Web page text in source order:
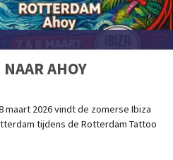
AHOY
maart 2026 vindt de zomerse Ibiza
tijdens de Rotterdam Tattoo